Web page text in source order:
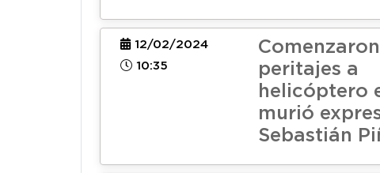
12/02/2024
10:35
Comenzaron
peritajes a
helicóptero
murió
Sebastián